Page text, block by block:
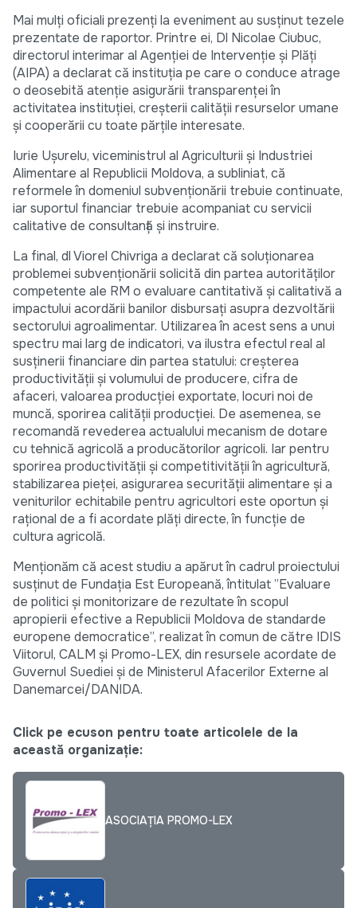
Mai mulți oficiali prezenți la eveniment au susținut tezele
prezentate de raportor. Printre ei, Dl Nicolae Ciubuc,
directorul interimar al Agenției de Intervenție și Plăți
(AIPA) a declarat că instituția pe care o conduce atrage
o deosebită atenție asigurării transparenței în
activitatea instituției, creșterii calității resurselor umane
și cooperării cu toate părțile interesate.
Iurie Ușurelu, viceministrul al Agriculturii şi Industriei
Alimentare al Republicii Moldova, a subliniat, că
reformele în domeniul subvenționării trebuie continuate,
iar suportul financiar trebuie acompaniat cu servicii
calitative de consultanță și instruire.
La final, dl Viorel Chivriga a declarat că soluționarea
problemei subvenționării solicită din partea autorităților
competente ale RM o evaluare cantitativă și calitativă a
impactului acordării banilor disbursați asupra dezvoltării
sectorului agroalimentar. Utilizarea în acest sens a unui
spectru mai larg de indicatori, va ilustra efectul real al
susținerii financiare din partea statului: creșterea
productivității și volumului de producere, cifra de
afaceri, valoarea producției exportate, locuri noi de
muncă, sporirea calității producției. De asemenea, se
recomandă revederea actualului mecanism de dotare
cu tehnică agricolă a producătorilor agricoli. Iar pentru
sporirea productivităţii şi competitivităţii în agricultură,
stabilizarea pieţei, asigurarea securităţii alimentare şi a
veniturilor echitabile pentru agricultori este oportun și
rațional de a fi acordate plăţi directe, în funcţie de
cultura agricolă.
Menționăm că acest studiu a apărut în cadrul proiectului
susținut de Fundația Est Europeană, întitulat ”Evaluare
de politici și monitorizare de rezultate în scopul
apropierii efective a Republicii Moldova de standarde
europene democratice”, realizat în comun de către IDIS
Viitorul, CALM și Promo-LEX, din resursele acordate de
Guvernul Suediei și de Ministerul Afacerilor Externe al
Danemarcei/DANIDA.
Click pe ecuson pentru toate articolele de la
această organizație:
ASOCIAȚIA PROMO-LEX